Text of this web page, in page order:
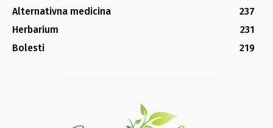
Alternativna medicina
237
Herbarium
231
Bolesti
219